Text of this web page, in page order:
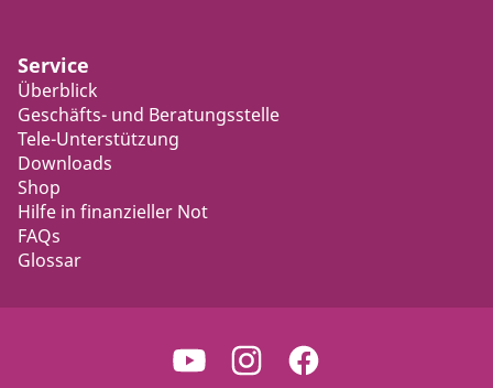
Service
Überblick
Geschäfts- und Beratungsstelle
Tele-Unterstützung
Downloads
Shop
Hilfe in finanzieller Not
FAQs
Glossar